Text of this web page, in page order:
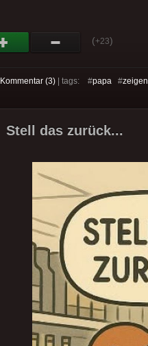
(+23)
Kommentar (3) | tags: #papa #zeigen
Stell das zurück...